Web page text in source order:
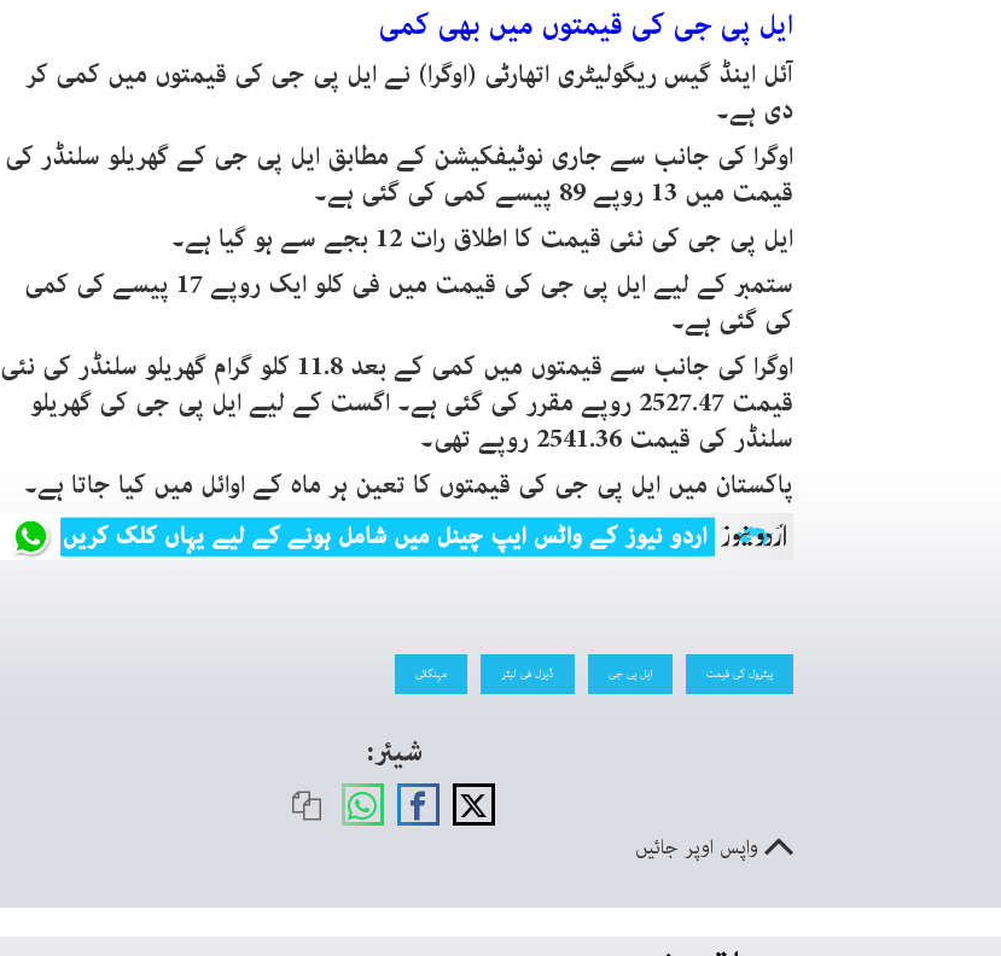
ایل پی جی کی قیمتوں میں بھی کمی
آئل اینڈ گیس ریگولیٹری اتھارٹی (اوگرا) نے ایل پی جی کی قیمتوں میں کمی کر
دی ہے۔
اوگرا کی جانب سے جاری نوٹیفکیشن کے مطابق ایل پی جی کے گھریلو سلنڈر کی
قیمت میں 13 روپے 89 پیسے کمی کی گئی ہے۔
ایل پی جی کی نئی قیمت کا اطلاق رات 12 بجے سے ہو گیا ہے۔
ستمبر کے لیے ایل پی جی کی قیمت میں فی کلو ایک روپے 17 پیسے کی کمی
کی گئی ہے۔
اوگرا کی جانب سے قیمتوں میں کمی کے بعد 11.8 کلو گرام گھریلو سلنڈر کی نئی
قیمت 2527.47 روپے مقرر کی گئی ہے۔ اگست کے لیے ایل پی جی کی گھریلو
سلنڈر کی قیمت 2541.36 روپے تھی۔
پاکستان میں ایل پی جی کی قیمتوں کا تعین ہر ماہ کے اوائل میں کیا جاتا ہے۔
پیٹرول کی قیمت ایل پی جی ڈیزل فی لیٹر مہنگائی
شیئر:
واپس اوپر جائیں